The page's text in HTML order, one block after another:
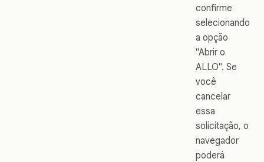
confirme
selecionando
a opção
"Abrir o
ALLO". Se
você
cancelar
essa
solicitação, o
navegador
poderá